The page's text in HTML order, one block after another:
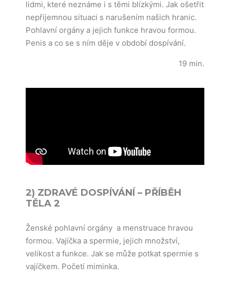
lidmi, které neznáme i s těmi blízkými. Jak ošetřit
nepříjemnou situaci s narušením našich hranic.
Pohlavní orgány a jejich funkce hravou formou.
Penis a co se s ním děje v období dospívání.
19 min.
2) ZDRAVÉ DOSPÍVÁNÍ – PŘÍBĚH
TĚLA 2
Ženské pohlavní orgány a menstruace hravou
formou. Vajíčka a spermie, jejich množství,
velikost a funkce. Jak se může potkat spermie s
vajíčkem. Početí miminka.